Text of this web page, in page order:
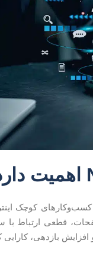
کوچک
قطعی ارتباط با
بازدهی، کارایی